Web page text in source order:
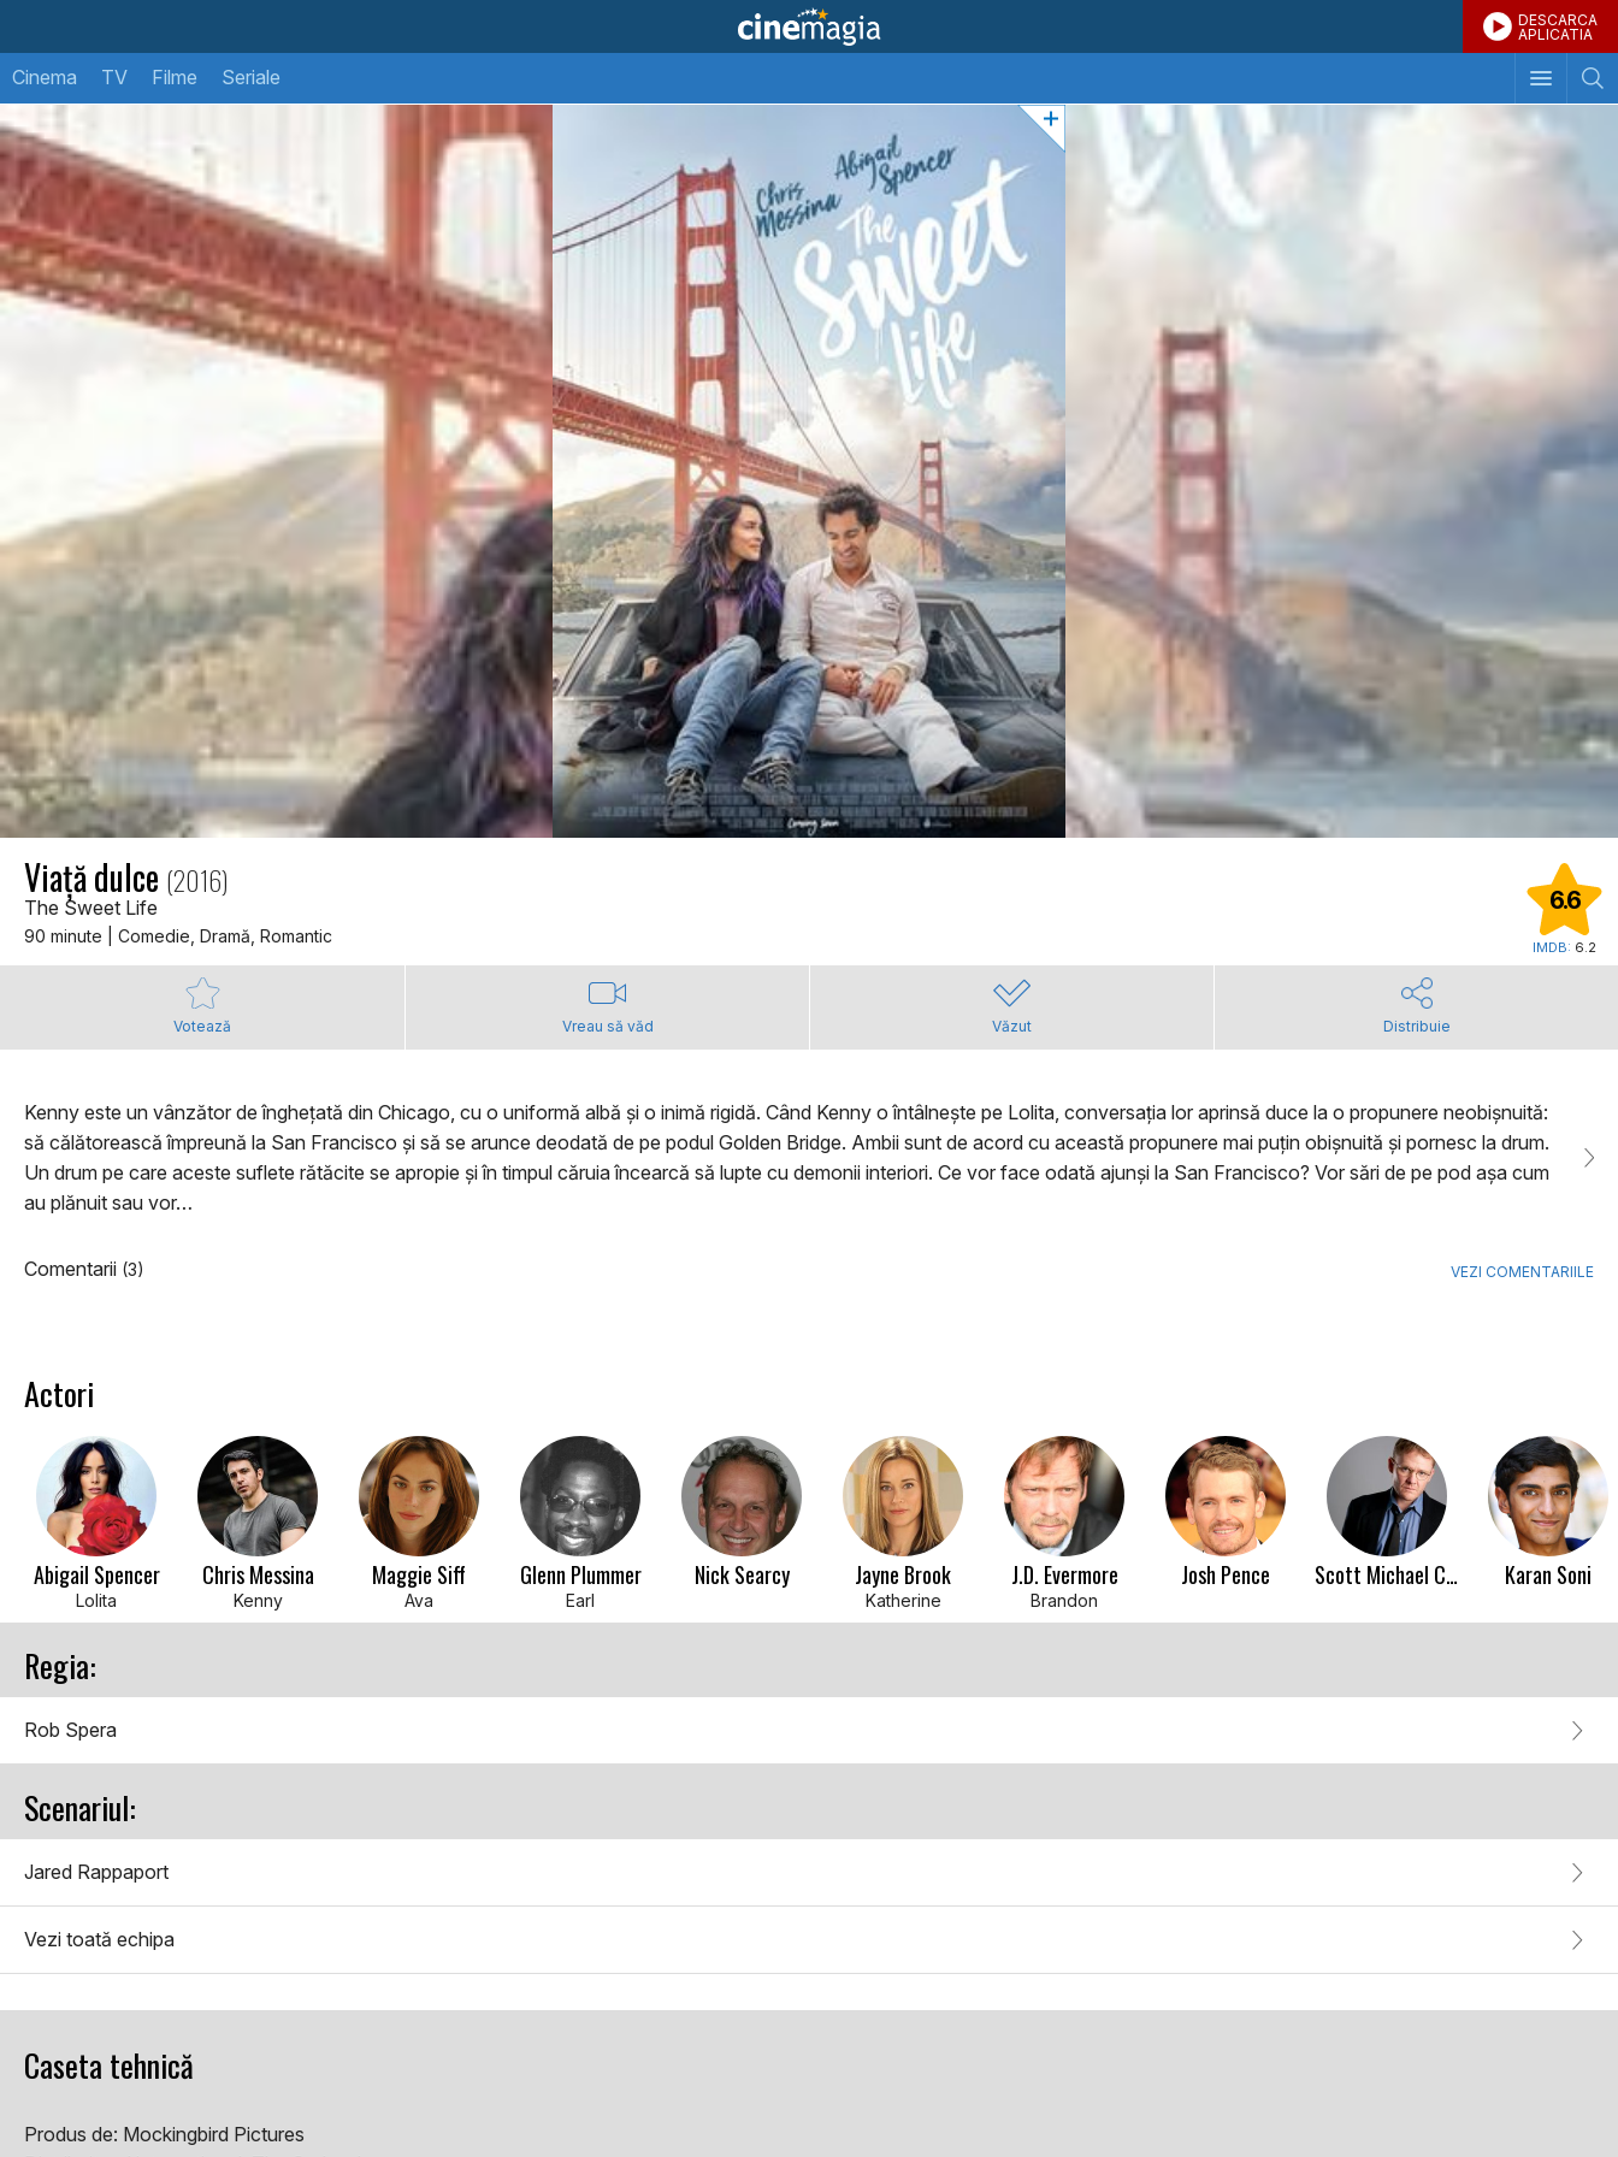
DESCARCA
APLICATIA
Cinema TV Filme Seriale
Viaţă dulce (2016)
The Sweet Life
90 minute | Comedie, Dramă, Romantic
6.6
IMDB: 6.2
Votează Vreau să văd Văzut Distribuie
Kenny este un vânzător de înghețată din Chicago, cu o uniformă albă și o inimă rigidă. Când Kenny o întâlnește pe Lolita, conversația lor aprinsă duce la o propunere neobișnuită:
să călătorească împreună la San Francisco și să se arunce deodată de pe podul Golden Bridge. Ambii sunt de acord cu această propunere mai puțin obișnuită și pornesc la drum.
Un drum pe care aceste suflete rătăcite se apropie și în timpul căruia încearcă să lupte cu demonii interiori. Ce vor face odată ajunși la San Francisco? Vor sări de pe pod așa cum
au plănuit sau vor…
Comentarii (3) VEZI COMENTARIILE
Actori
Abigail Spencer
Lolita
Chris Messina
Kenny
Maggie Siff
Ava
Glenn Plummer
Earl
Nick Searcy Jayne Brook
Katherine
J.D. Evermore
Brandon
Josh Pence Scott Michael Campbell Karan Soni
Regia:
Rob Spera
Scenariul:
Jared Rappaport
Vezi toată echipa
Caseta tehnică
Produs de: Mockingbird Pictures